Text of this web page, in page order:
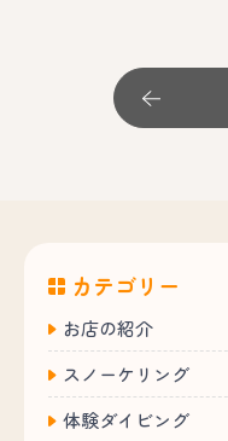
カテゴリー
お店の紹介
スノーケリング
体験ダイビング